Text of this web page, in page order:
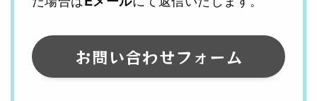
お問い合わせフォーム